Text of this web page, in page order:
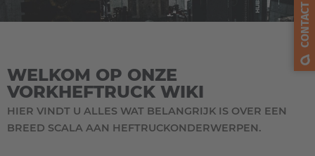
Français
WELKOM OP ONZE
VORKHEFTRUCK WIKI
HIER VINDT U ALLES WAT BELANGRIJK IS OVER EEN
BREED SCALA AAN HEFTRUCKONDERWERPEN.
CONTACT